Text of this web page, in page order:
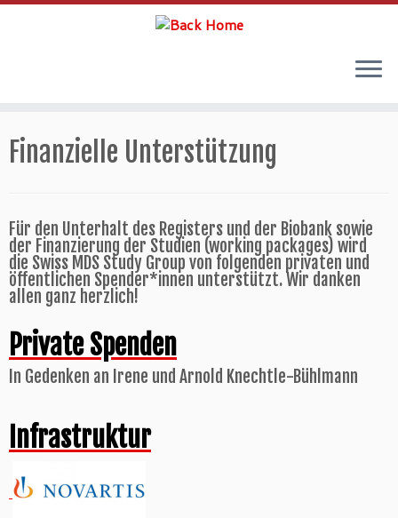
to
content
Finanzielle Unterstützung
Für den Unterhalt des Registers und der Biobank sowie
der Finanzierung der Studien (working packages) wird
die Swiss MDS Study Group von folgenden privaten und
öffentlichen Spender*innen unterstützt. Wir danken
allen ganz herzlich!
Private Spenden
In Gedenken an Irene und Arnold Knechtle-Bühlmann
Infrastruktur